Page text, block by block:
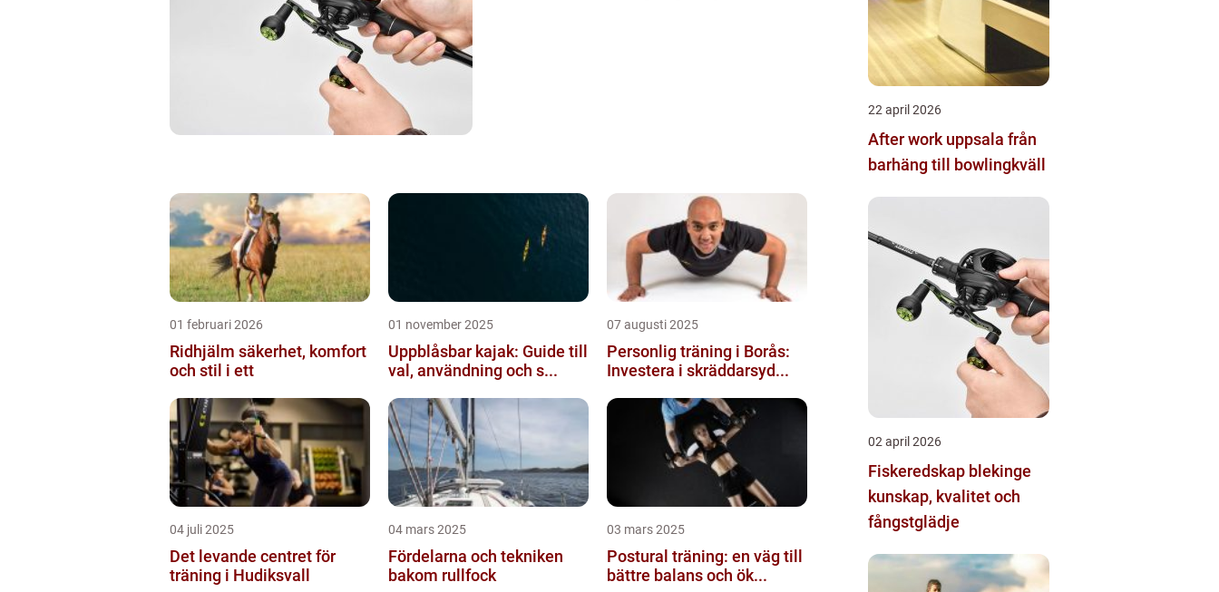
01 februari 2026
Ridhjälm säkerhet, komfort
och stil i ett
01 november 2025
Uppblåsbar kajak: Guide till
val, användning och s...
07 augusti 2025
Personlig träning i Borås:
Investera i skräddarsyd...
04 juli 2025
Det levande centret för
träning i Hudiksvall
04 mars 2025
Fördelarna och tekniken
bakom rullfock
03 mars 2025
Postural träning: en väg till
bättre balans och ök...
22 april 2026
After work uppsala från
barhäng till bowlingkväll
02 april 2026
Fiskeredskap blekinge
kunskap, kvalitet och
fångstglädje